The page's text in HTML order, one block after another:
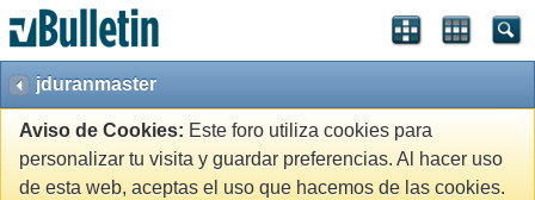
jduranmaster
Aviso de Cookies: Este foro utiliza cookies para
personalizar tu visita y guardar preferencias. Al hacer uso
de esta web, aceptas el uso que hacemos de las cookies.